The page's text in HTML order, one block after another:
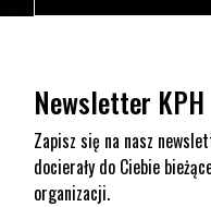
Newsletter KPH
Zapisz się na nasz
docierały do Ciebie
organizacji.